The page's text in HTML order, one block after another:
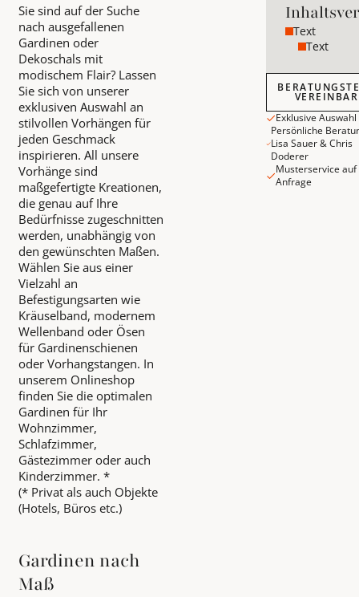
Sie sind auf der Suche
nach ausgefallenen
Gardinen oder
Dekoschals mit
modischem Flair? Lassen
Sie sich von unserer
exklusiven Auswahl an
stilvollen Vorhängen für
jeden Geschmack
inspirieren. All unsere
Vorhänge sind
maßgefertigte Kreationen,
die genau auf Ihre
Bedürfnisse zugeschnitten
werden, unabhängig von
den gewünschten Maßen.
Wählen Sie aus einer
Vielzahl an
Befestigungsarten wie
Kräuselband, modernem
Wellenband oder Ösen
für Gardinenschienen
oder Vorhangstangen. In
unserem Onlineshop
finden Sie die optimalen
Gardinen für Ihr
Wohnzimmer,
Schlafzimmer,
Gästezimmer oder auch
Kinderzimmer. *
(* Privat als auch Objekte
(Hotels, Büros etc.)
Gardinen nach
Maß
Text
Text
Exklusive Auswahl
Persönliche
Lisa Sauer & Chris
Doderer
Musterservice auf
Anfrage